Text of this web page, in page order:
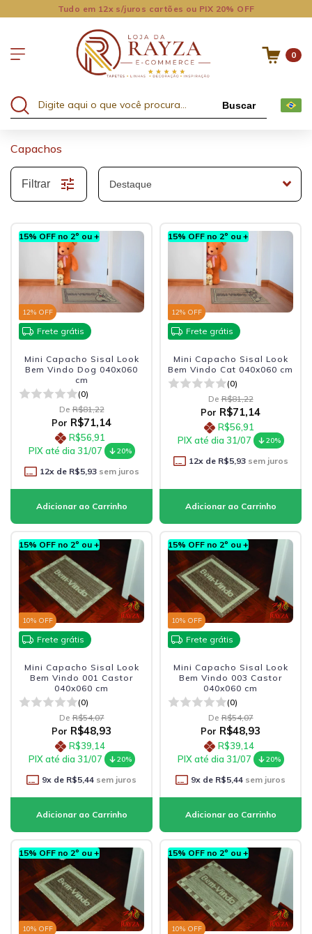
Tudo em 12x s/juros cartões ou PIX 20% OFF
0
Buscar
Capachos
Filtrar
15% OFF no 2º ou +
12% OFF
Frete grátis
Mini Capacho Sisal Look
Bem Vindo Dog 040x060
cm
(0)
De R$81,22
Por R$71,14
R$56,91
PIX até dia 31/07
20%
12x de R$5,93sem juros
15% OFF no 2º ou +
12% OFF
Frete grátis
Mini Capacho Sisal Look
Bem Vindo Cat 040x060 cm
(0)
De R$81,22
Por R$71,14
R$56,91
PIX até dia 31/07
20%
12x de R$5,93sem juros
15% OFF no 2º ou +
10% OFF
Frete grátis
Mini Capacho Sisal Look
Bem Vindo 001 Castor
040x060 cm
(0)
De R$54,07
Por R$48,93
R$39,14
PIX até dia 31/07
20%
9x de R$5,44 sem juros
15% OFF no 2º ou +
10% OFF
Frete grátis
Mini Capacho Sisal Look
Bem Vindo 003 Castor
040x060 cm
(0)
De R$54,07
Por R$48,93
R$39,14
PIX até dia 31/07
20%
9x de R$5,44 sem juros
15% OFF no 2º ou +
10% OFF
15% OFF no 2º ou +
10% OFF